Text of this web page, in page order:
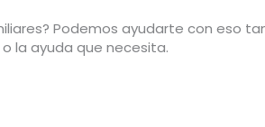
Podemos ayudarte con eso
la ayuda que necesita.